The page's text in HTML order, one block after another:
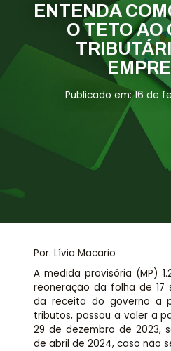
Previdenciária
Abertura de
Assessoria
Links
ÁREA DO
ENTENDA
O TETO AO
Publicado em: 16 de
Por: Lívia Macario
A medida provisória (MP)
reoneração da folha de
da receita do governo a
tributos, passou a valer a
29 de dezembro de 2023,
de abril de 2024, caso não